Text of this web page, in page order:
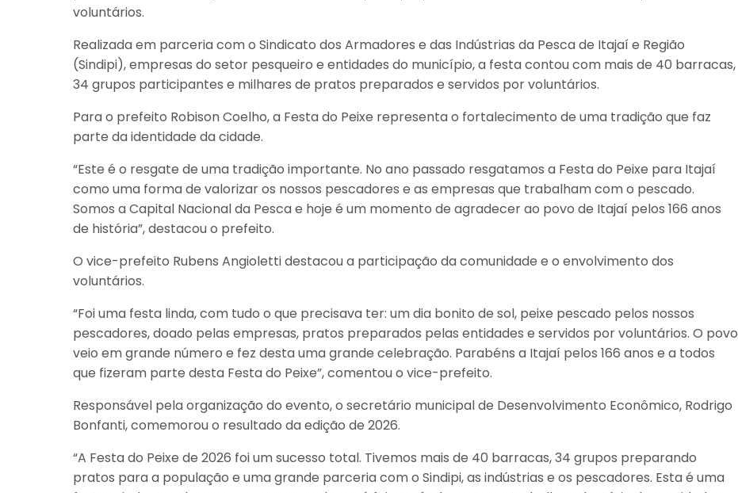
voluntários.
Realizada em parceria com o Sindicato dos Armadores e das Indústrias da Pesca de Itajaí e Região
(Sindipi), empresas do setor pesqueiro e entidades do município, a festa contou com mais de 40 barracas,
34 grupos participantes e milhares de pratos preparados e servidos por voluntários.
Para o prefeito Robison Coelho, a Festa do Peixe representa o fortalecimento de uma tradição que faz
parte da identidade da cidade.
“Este é o resgate de uma tradição importante. No ano passado resgatamos a Festa do Peixe para Itajaí
como uma forma de valorizar os nossos pescadores e as empresas que trabalham com o pescado.
Somos a Capital Nacional da Pesca e hoje é um momento de agradecer ao povo de Itajaí pelos 166 anos
de história”, destacou o prefeito.
O vice-prefeito Rubens Angioletti destacou a participação da comunidade e o envolvimento dos
voluntários.
“Foi uma festa linda, com tudo o que precisava ter: um dia bonito de sol, peixe pescado pelos nossos
pescadores, doado pelas empresas, pratos preparados pelas entidades e servidos por voluntários. O povo
veio em grande número e fez desta uma grande celebração. Parabéns a Itajaí pelos 166 anos e a todos
que fizeram parte desta Festa do Peixe”, comentou o vice-prefeito.
Responsável pela organização do evento, o secretário municipal de Desenvolvimento Econômico, Rodrigo
Bonfanti, comemorou o resultado da edição de 2026.
“A Festa do Peixe de 2026 foi um sucesso total. Tivemos mais de 40 barracas, 34 grupos preparando
pratos para a população e uma grande parceria com o Sindipi, as indústrias e os pescadores. Esta é uma